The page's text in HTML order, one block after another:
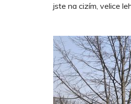
jste na cizím, velice